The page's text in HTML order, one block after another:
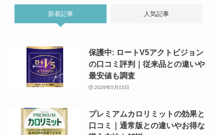
新着記事 人気記事
保護中: ロートV5アクトビジョン
の口コミ評判｜従来品との違いや
最安値も調査
2026年5月15日
プレミアムカロリミットの効果と
口コミ｜通常版との違いやお得な